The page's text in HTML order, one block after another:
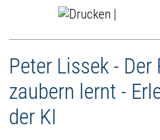
|
Peter Lissek - Der
zaubern lernt -
der KI